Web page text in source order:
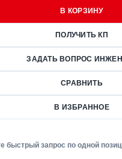
В КОРЗИНУ
ПОЛУЧИТЬ КП
ЗАДАТЬ ВОПРОС
СРАВНИТЬ
В ИЗБРАННОЕ
быстрый запрос по одной